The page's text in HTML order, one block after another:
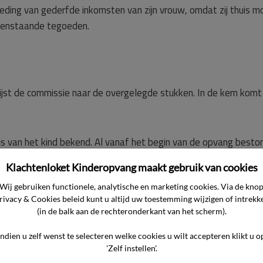
van gederfde inkomsten van zijn vrouw, omdat zij thuis
tegoeden.
de commissie naar de overgelegde stukken. In de kern
van het kind bekend. Al vanaf het begin van de opvang
hij niet tot nauwelijks contact, had hij een
hij erg beweeglijk, was hij bezig met het klimmen op
continu bezig met ontsnappen.
en zij gaf toestemming voor contact met de
Hierop heeft een diagnostisch onderzoek
maar ondanks vele pogingen van de ondernemer is het niet
Klachtenloket Kinderopvang maakt gebruik van cookies
Wij gebruiken functionele, analytische en marketing cookies. Via de knop
& Cookies beleid kunt u altijd uw toestemming wijzigen of
(in de balk aan de rechteronderkant van het scherm).
u zelf wenst te selecteren welke cookies u wilt accepteren klikt u
'Zelf instellen'.